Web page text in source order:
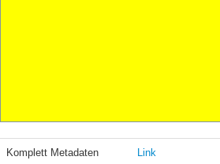
Komplett Metadaten Link